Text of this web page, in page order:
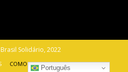
Solidário, 2022
COMO AJUDAR CONTATO
Português